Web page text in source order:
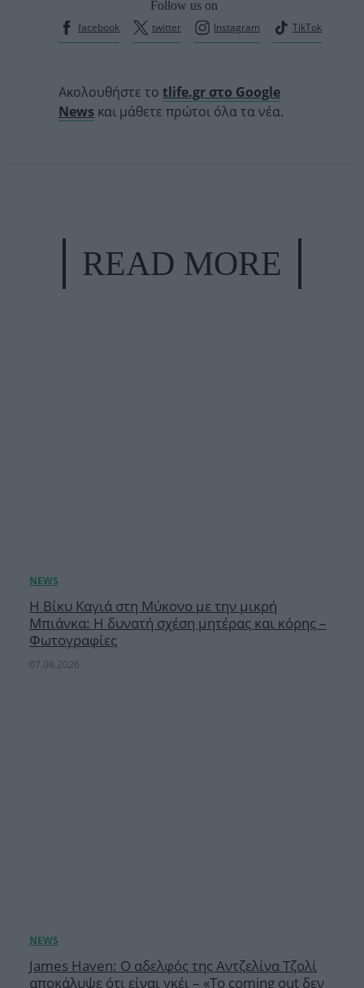
Follow us on
facebook
twitter Instagram TikTok
Ακολουθήστε το tlife.gr στο Google
News και μάθετε πρώτοι όλα τα νέα.
READ MORE
Η Βίκυ Καγιά στη Μύκονο με την μικρή
Μπιάνκα: Η δυνατή σχέση μητέρας και κόρης –
Φωτογραφίες
07.08.2026
James Haven: Ο αδελφός της Αντζελίνα Τζολί
αποκάλυψε ότι είναι γκέι – «Το coming out δεν